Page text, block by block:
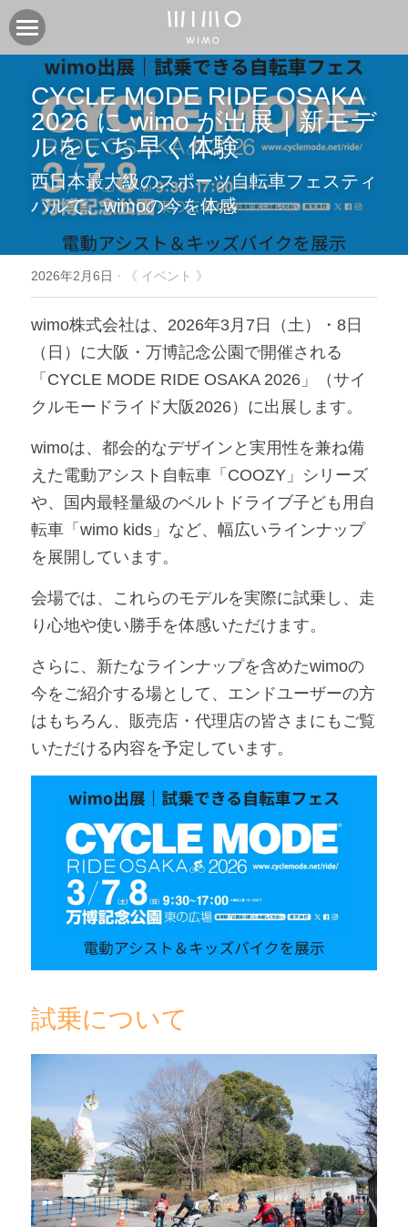
製品
電動アシスト自転車COOZY
電動アシスト自転車COOZY Light
電動クロスバイク URBAN BELT 650
外商・卸
オンラインストア
実店舗
CASA WIMO | wimo ショールーム
取扱い販売店
取扱い店募集 | 法人問い合わせ
ニュース
お知らせ
ブログ
イベント
サポート
採用情報
保証に関して
製品関連資料
よくあるご質問
企業情報
会社紹介
コミュニティ
製品登録
ユーザークラブ
アンバサダー募集
検索
CYCLE MODE RIDE OSAKA
2026 に wimo が出展｜新モデ
ルをいち早く体験
西日本最大級のスポーツ自転車フェスティ
バルで、wimoの今を体感
2026年2月6日 · 《 イベント 》
wimo株式会社は、2026年3月7日（土）・8日
（日）に大阪・万博記念公園で開催される
「CYCLE MODE RIDE OSAKA 2026」（サイ
クルモードライド大阪2026）に出展します。
wimoは、都会的なデザインと実用性を兼ね備
えた電動アシスト自転車「COOZY」シリーズ
や、国内最軽量級のベルトドライブ子ども用自
転車「wimo kids」など、幅広いラインナップ
を展開しています。
会場では、これらのモデルを実際に試乗し、走
り心地や使い勝手を体感いただけます。
さらに、新たなラインナップを含めたwimoの
今をご紹介する場として、エンドユーザーの方
はもちろん、販売店・代理店の皆さまにもご覧
いただける内容を予定しています。
試乗について